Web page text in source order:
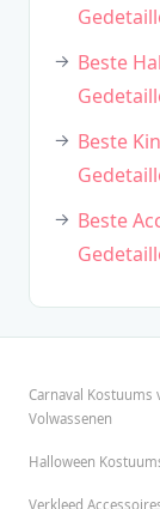
Beste
Beste
Beste
Carnaval Kostuums
Volwassenen
Halloween
Verkleed